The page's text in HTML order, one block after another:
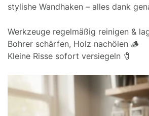
stylishe Wandhaken – alles dank
Werkzeuge regelmäßig reinigen &
Bohrer schärfen, Holz nachölen 🪵
Kleine Risse sofort versiegeln 🧷